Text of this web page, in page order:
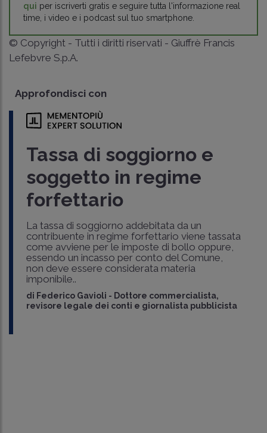
qui per iscriverti gratis e seguire tutta l'informazione real
time, i video e i podcast sul tuo smartphone.
© Copyright - Tutti i diritti riservati - Giuffrè Francis
Lefebvre S.p.A.
Approfondisci con
Tassa di soggiorno e
soggetto in regime
forfettario
La tassa di soggiorno addebitata da un
contribuente in regime forfettario viene tassata
come avviene per le imposte di bollo oppure,
essendo un incasso per conto del Comune,
non deve essere considerata materia
imponibile..
di Federico Gavioli - Dottore commercialista,
revisore legale dei conti e giornalista pubblicista